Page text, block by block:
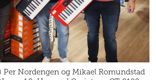
Per Nordengen og Mikael Romundstad